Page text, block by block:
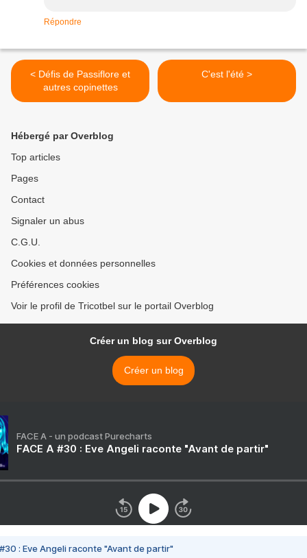
Répondre
< Défis de Passiflore et
autres copinettes
C'est l'été >
Hébergé par Overblog
Top articles
Pages
Contact
Signaler un abus
C.G.U.
Cookies et données personnelles
Préférences cookies
Voir le profil de Tricotbel sur le portail Overblog
Créer un blog sur Overblog
Créer un blog
FACE A - un podcast Purecharts
FACE A #30 : Eve Angeli raconte "Avant de partir"
#30 : Eve Angeli raconte "Avant de partir"